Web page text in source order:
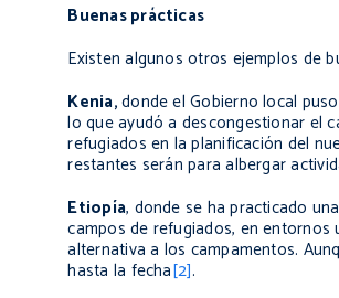
Buenas prácticas
Existen algunos otros ejemplos de
Kenia,donde el Gobierno local
lo que ayudó a descongestionar el
refugiados en la planificación del
restantes serán para albergar
Etiopía, donde se ha practicado
campos de refugiados, en
alternativa a los campamentos.
hasta la fecha[2].